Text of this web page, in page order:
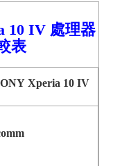
10 IV 處理器
表
Xperia 10 IV